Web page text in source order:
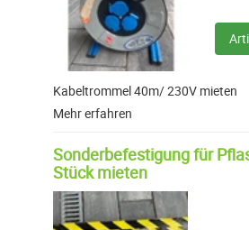
Kabeltrommel 40m/ 230V mieten
Mehr erfahren
Sonderbefestigung für
Stück mieten